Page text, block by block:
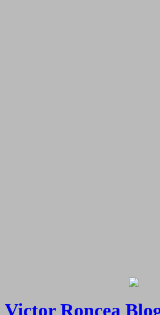
Victor Roncea